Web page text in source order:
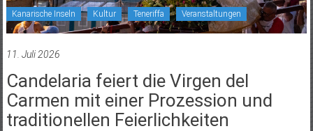
Kanarische Inseln Kultur Teneriffa Veranstaltungen
11. Juli 2026
Candelaria feiert die Virgen del
Carmen mit einer Prozession und
traditionellen Feierlichkeiten